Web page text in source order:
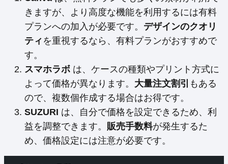
きますが、より高度な機能を利用するには有料
プランへの加入が必要です。 デザインのクオリ
ティ を重視するなら、有料プランがおすすめで
す。
スマホラボ は、ケースの種類やプリント方式に
よって価格が異なります。 大量注文割引 もある
ので、複数個作成する場合はお得です。
SUZURI は、自分で価格を設定できるため、利
益を調整できます。 販売手数料が発生するた
め、価格設定には注意が必要です。